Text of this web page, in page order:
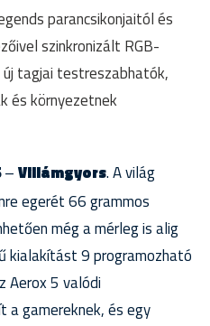
parancsikonjaitól és
szinkronizált RGB-
tagjai testreszabhatók,
és környezetnek
–Villámgyors. A világ
egerét 66 grammos
még a mérleg is alig
kialakítást 9 programozható
Aerox 5 valódi
gamereknek, és egy